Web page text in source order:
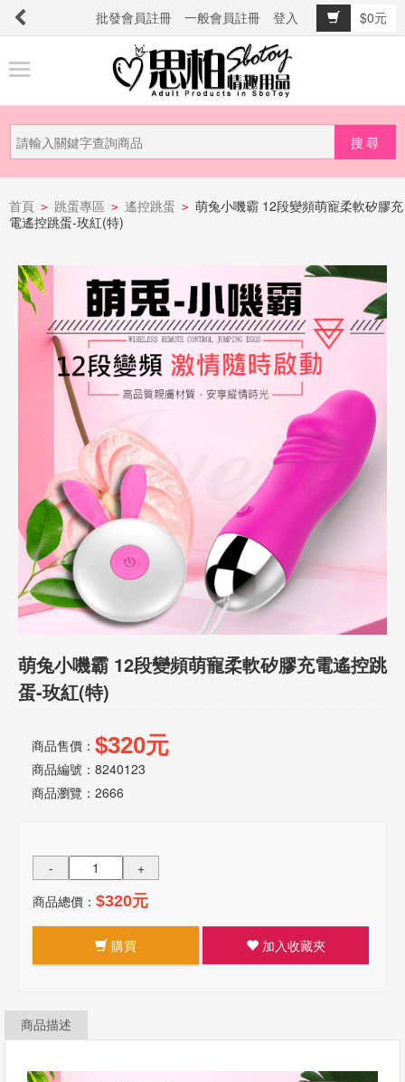
批發會員註冊 一般會員註冊 登入
$0元
品
新
品
上
批
發
說
明
首頁 > 跳蛋專區 > 遙控跳蛋 > 萌兔小嘰霸 12段變頻萌寵柔軟矽膠充
電遙控跳蛋-玫紅(特)
萌兔小嘰霸 12段變頻萌寵柔軟矽膠充電遙控跳
蛋-玫紅(特)
商品售價： $320元
商品編號：8240123
商品瀏覽： 2666
-
+
商品總價： $320元
購買 加入收藏夾
商品描述